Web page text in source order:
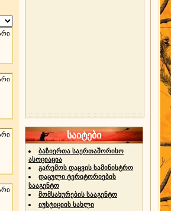
საიტები
ბაზიერთა საერთაშორისო
ასოციაცია
გარემოს დაცვის სამინისტრო
დაცული ტერიტორიების
სააგენტო
მომსახურების სააგენტო
იუსტიციის სახლი